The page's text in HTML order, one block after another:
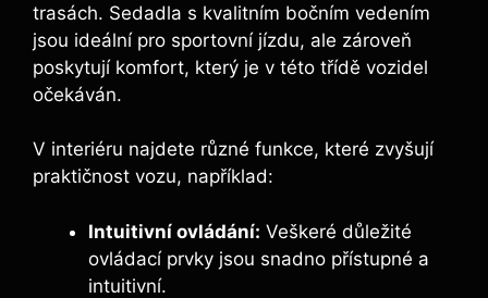
trasách. Sedadla s kvalitním bočním vedením
jsou ideální pro sportovní jízdu, ale zároveň
poskytují komfort, který je v této třídě vozidel
očekáván.
V interiéru najdete různé funkce, které zvyšují
praktičnost vozu, například:
Intuitivní ovládání: Veškeré důležité
ovládací prvky jsou snadno přístupné a
intuitivní.